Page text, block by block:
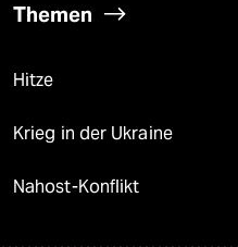
Themen
Hitze
Krieg in der Ukraine
Nahost-Konflikt